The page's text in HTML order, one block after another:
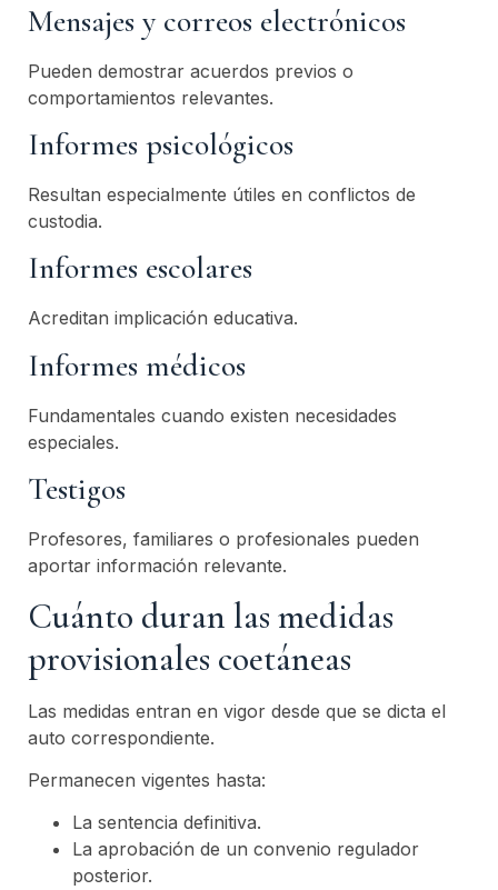
Mensajes y correos electrónicos
Pueden demostrar acuerdos previos o
comportamientos relevantes.
Informes psicológicos
Resultan especialmente útiles en conflictos de
custodia.
Informes escolares
Acreditan implicación educativa.
Informes médicos
Fundamentales cuando existen necesidades
especiales.
Testigos
Profesores, familiares o profesionales pueden
aportar información relevante.
Cuánto duran las medidas
provisionales coetáneas
Las medidas entran en vigor desde que se dicta el
auto correspondiente.
Permanecen vigentes hasta:
La sentencia definitiva.
La aprobación de un convenio regulador
posterior.